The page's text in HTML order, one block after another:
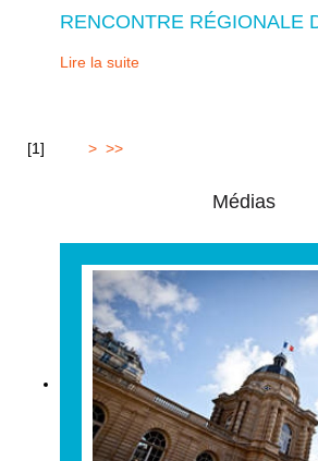
RENCONTRE RÉGIONALE
Lire la suite
[1] > >>
Médias